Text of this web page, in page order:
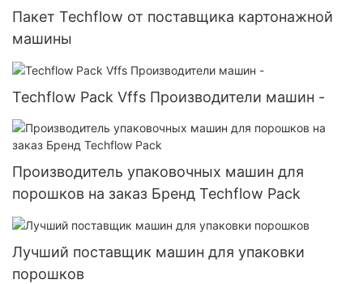
Пакет Techflow от поставщика картонажной
машины
Techflow Pack Vffs Производители машин -
Производитель упаковочных машин для
порошков на заказ Бренд Techflow Pack
Лучший поставщик машин для упаковки
порошков